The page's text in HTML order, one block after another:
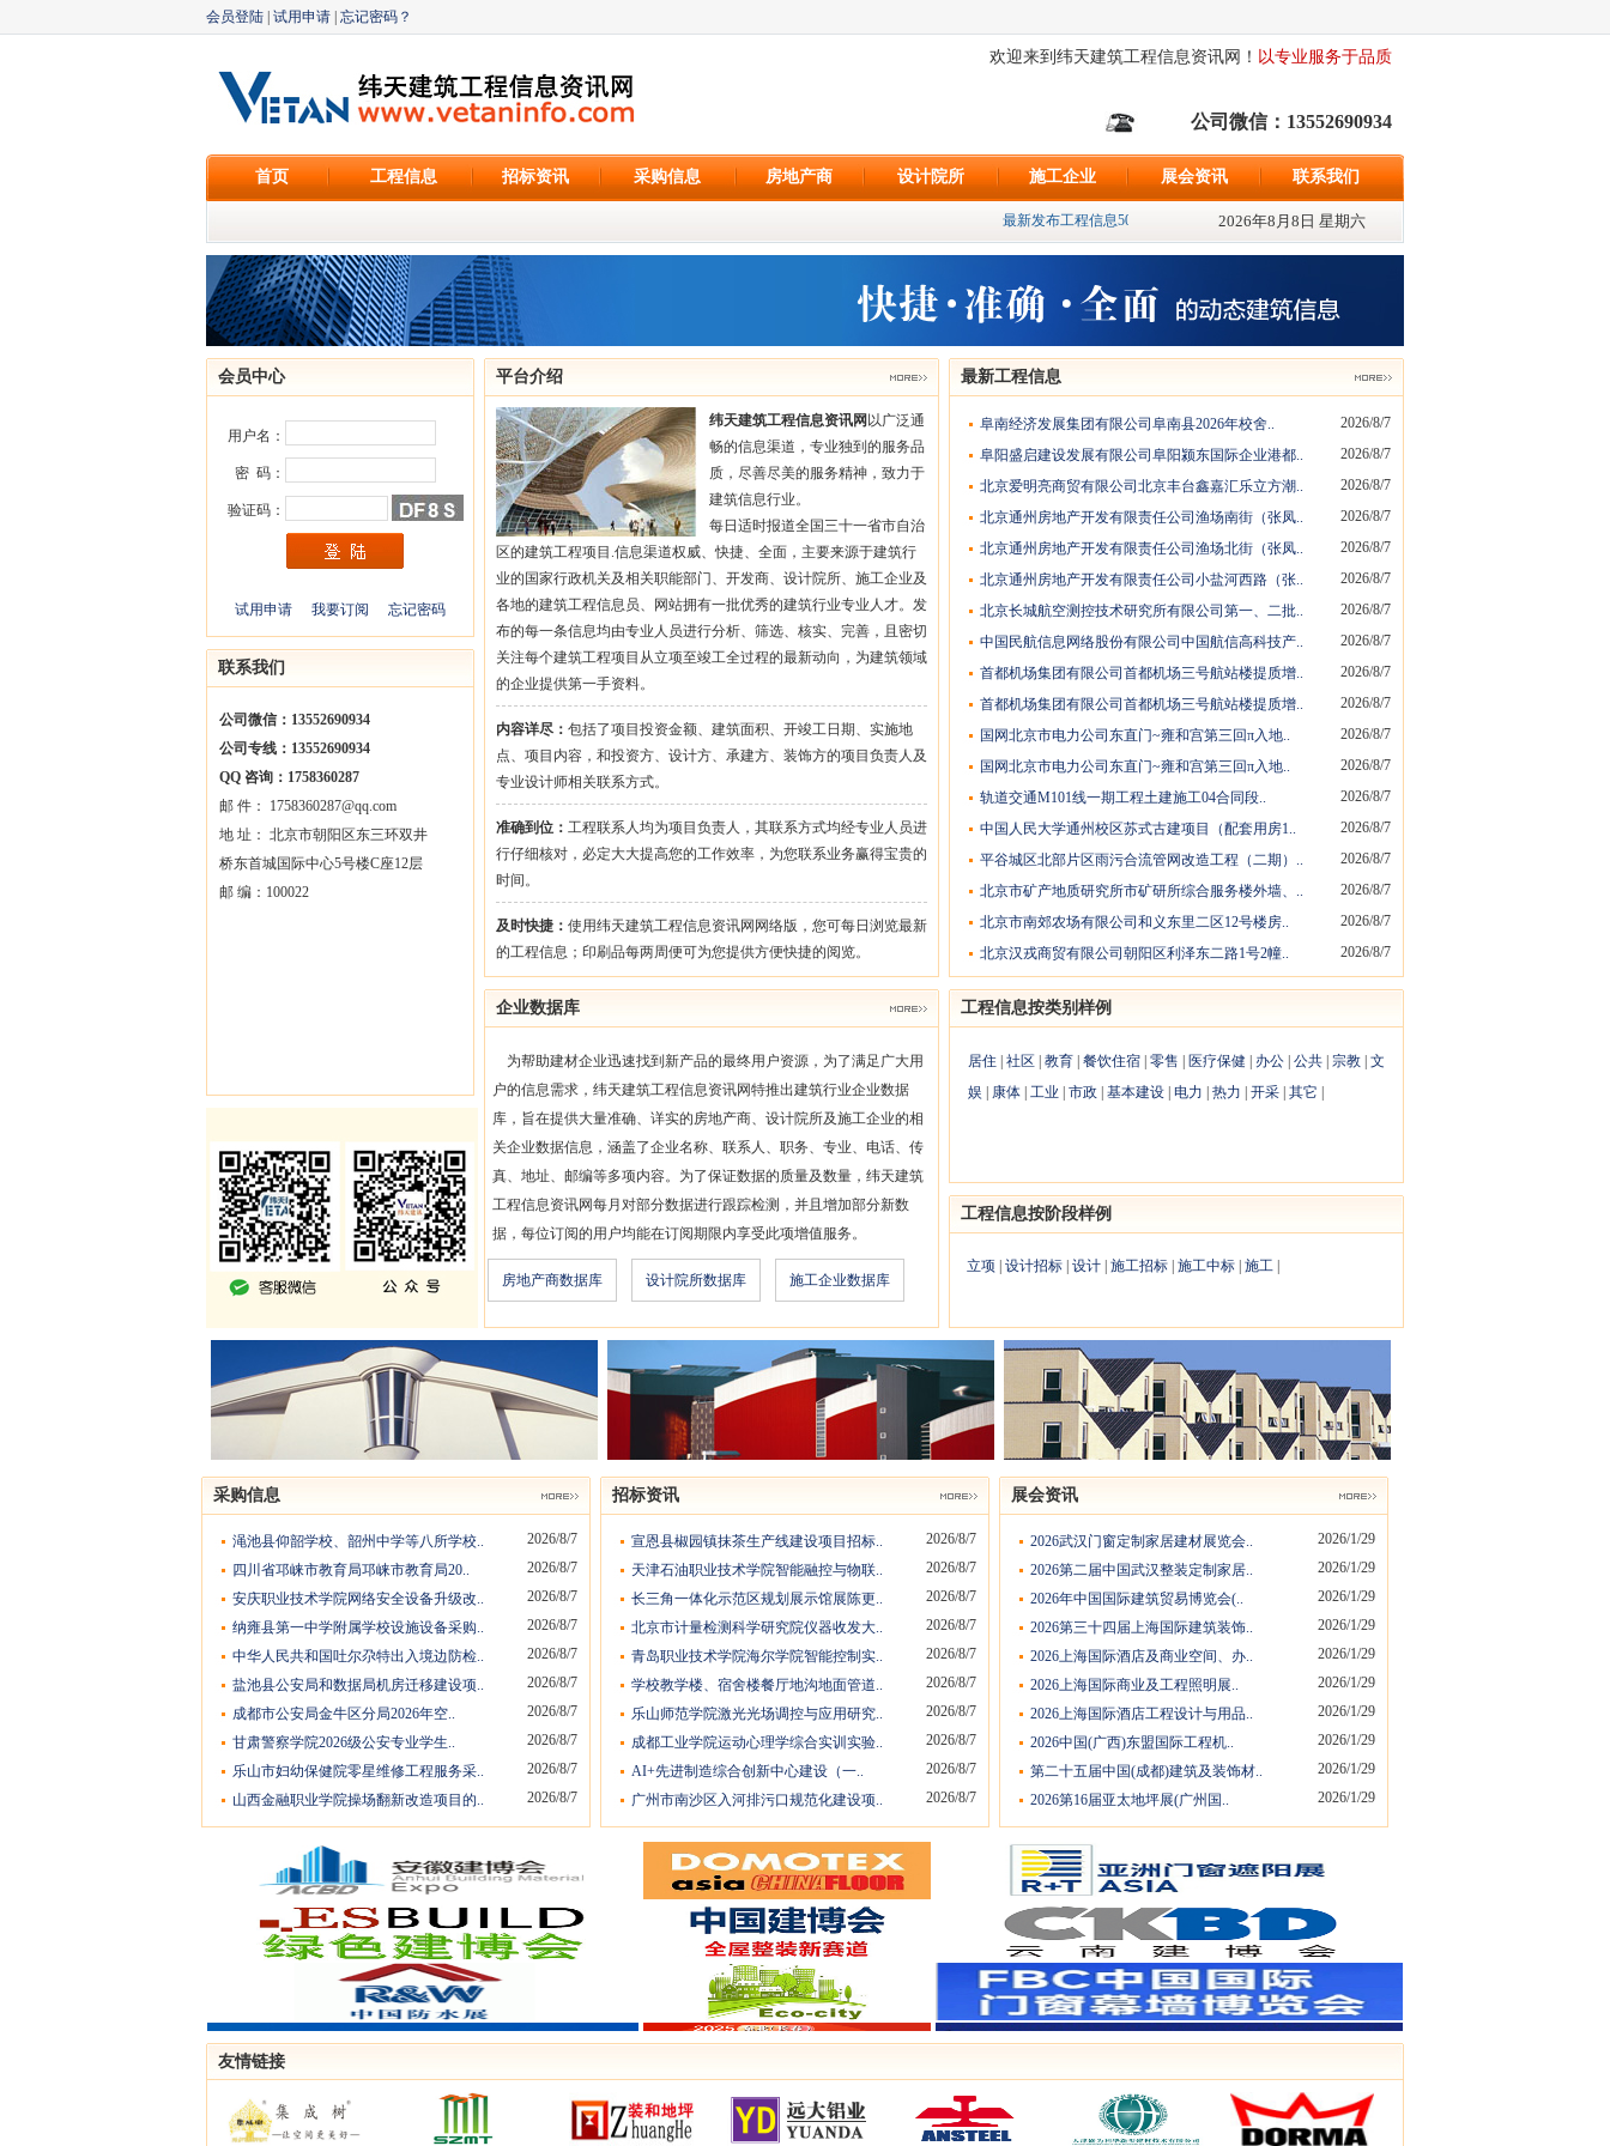
会员登陆 试用申请 忘记密码？
欢迎来到纬天建筑工程信息资讯网！ 以专业服务于品质
公司微信：13552690934
首页 工程信息 招标资讯 采购信息 房地产商 设计院所 施工企业 展会资讯 联系我们
最新发布工程信息500条、最新发布招标资讯{598}条、最新发布采购信息{522}条; 追求独家报
2026年8月8日 星期六
会员中心
用户名：
密 码：
验证码：
试用申请 我要订阅 忘记密码
联系我们
公司微信：13552690934
公司专线：13552690934
QQ 咨询：1758360287
邮 件： 1758360287@qq.com
地 址： 北京市朝阳区东三环双井
桥东首城国际中心5号楼C座12层
邮 编：100022
平台介绍
纬天建筑工程信息资讯网 以广泛通
畅的信息渠道，专业独到的服务品
质，尽善尽美的服务精神，致力于
建筑信息行业。
每日适时报道全国三十一省市自治
区的建筑工程项目.信息渠道权威、快捷、全面，主要来源于建筑行
业的国家行政机关及相关职能部门、开发商、设计院所、施工企业及
各地的建筑工程信息员、网站拥有一批优秀的建筑行业专业人才。发
布的每一条信息均由专业人员进行分析、筛选、核实、完善，且密切
关注每个建筑工程项目从立项至竣工全过程的最新动向，为建筑领域
的企业提供第一手资料。
内容详尽： 包括了项目投资金额、建筑面积、开竣工日期、实施地
点、项目内容，和投资方、设计方、承建方、装饰方的项目负责人及
专业设计师相关联系方式。
准确到位： 工程联系人均为项目负责人，其联系方式均经专业人员进
行仔细核对，必定大大提高您的工作效率，为您联系业务赢得宝贵的
时间。
及时快捷： 使用纬天建筑工程信息资讯网网络版，您可每日浏览最新
的工程信息；印刷品每两周便可为您提供方便快捷的阅览。
企业数据库
为帮助建材企业迅速找到新产品的最终用户资源，为了满足广大用
户的信息需求，纬天建筑工程信息资讯网特推出建筑行业企业数据
库，旨在提供大量准确、详实的房地产商、设计院所及施工企业的相
关企业数据信息，涵盖了企业名称、联系人、职务、专业、电话、传
真、地址、邮编等多项内容。为了保证数据的质量及数量，纬天建筑
工程信息资讯网每月对部分数据进行跟踪检测，并且增加部分新数
据，每位订阅的用户均能在订阅期限内享受此项增值服务。
房地产商数据库 设计院所数据库 施工企业数据库
最新工程信息
阜南经济发展集团有限公司阜南县2026年校舍..
2026/8/7
阜阳盛启建设发展有限公司阜阳颍东国际企业港都..
2026/8/7
北京爱明亮商贸有限公司北京丰台鑫嘉汇乐立方潮..
2026/8/7
北京通州房地产开发有限责任公司渔场南街（张凤..
2026/8/7
北京通州房地产开发有限责任公司渔场北街（张凤..
2026/8/7
北京通州房地产开发有限责任公司小盐河西路（张..
2026/8/7
北京长城航空测控技术研究所有限公司第一、二批..
2026/8/7
中国民航信息网络股份有限公司中国航信高科技产..
2026/8/7
首都机场集团有限公司首都机场三号航站楼提质增..
2026/8/7
首都机场集团有限公司首都机场三号航站楼提质增..
2026/8/7
国网北京市电力公司东直门~雍和宫第三回π入地..
2026/8/7
国网北京市电力公司东直门~雍和宫第三回π入地..
2026/8/7
轨道交通M101线一期工程土建施工04合同段..
2026/8/7
中国人民大学通州校区苏式古建项目（配套用房1..
2026/8/7
平谷城区北部片区雨污合流管网改造工程（二期）..
2026/8/7
北京市矿产地质研究所市矿研所综合服务楼外墙、..
2026/8/7
北京市南郊农场有限公司和义东里二区12号楼房..
2026/8/7
北京汉戎商贸有限公司朝阳区利泽东二路1号2幢..
2026/8/7
工程信息按类别样例
居住 社区 教育 餐饮住宿 零售 医疗保健 办公 公共 宗教 文
娱
康体 工业 市政 基本建设 电力 热力 开采 其它
工程信息按阶段样例
立项 设计招标 设计 施工招标 施工中标 施工
采购信息
渑池县仰韶学校、韶州中学等八所学校..
2026/8/7
四川省邛崃市教育局邛崃市教育局20..
2026/8/7
安庆职业技术学院网络安全设备升级改..
2026/8/7
纳雍县第一中学附属学校设施设备采购..
2026/8/7
中华人民共和国吐尔尕特出入境边防检..
2026/8/7
盐池县公安局和数据局机房迁移建设项..
2026/8/7
成都市公安局金牛区分局2026年空..
2026/8/7
甘肃警察学院2026级公安专业学生..
2026/8/7
乐山市妇幼保健院零星维修工程服务采..
2026/8/7
山西金融职业学院操场翻新改造项目的..
2026/8/7
招标资讯
宣恩县椒园镇抹茶生产线建设项目招标..
2026/8/7
天津石油职业技术学院智能融控与物联..
2026/8/7
长三角一体化示范区规划展示馆展陈更..
2026/8/7
北京市计量检测科学研究院仪器收发大..
2026/8/7
青岛职业技术学院海尔学院智能控制实..
2026/8/7
学校教学楼、宿舍楼餐厅地沟地面管道..
2026/8/7
乐山师范学院激光光场调控与应用研究..
2026/8/7
成都工业学院运动心理学综合实训实验..
2026/8/7
AI+先进制造综合创新中心建设（一..
2026/8/7
广州市南沙区入河排污口规范化建设项..
2026/8/7
展会资讯
2026武汉门窗定制家居建材展览会..
2026/1/29
2026第二届中国武汉整装定制家居..
2026/1/29
2026年中国国际建筑贸易博览会(..
2026/1/29
2026第三十四届上海国际建筑装饰..
2026/1/29
2026上海国际酒店及商业空间、办..
2026/1/29
2026上海国际商业及工程照明展..
2026/1/29
2026上海国际酒店工程设计与用品..
2026/1/29
2026中国(广西)东盟国际工程机..
2026/1/29
第二十五届中国(成都)建筑及装饰材..
2026/1/29
2026第16届亚太地坪展(广州国..
2026/1/29
友情链接